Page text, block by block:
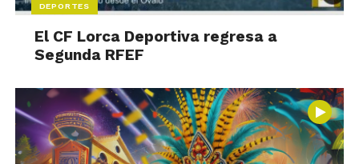
DEPORTES
El CF Lorca Deportiva regresa a
Segunda RFEF